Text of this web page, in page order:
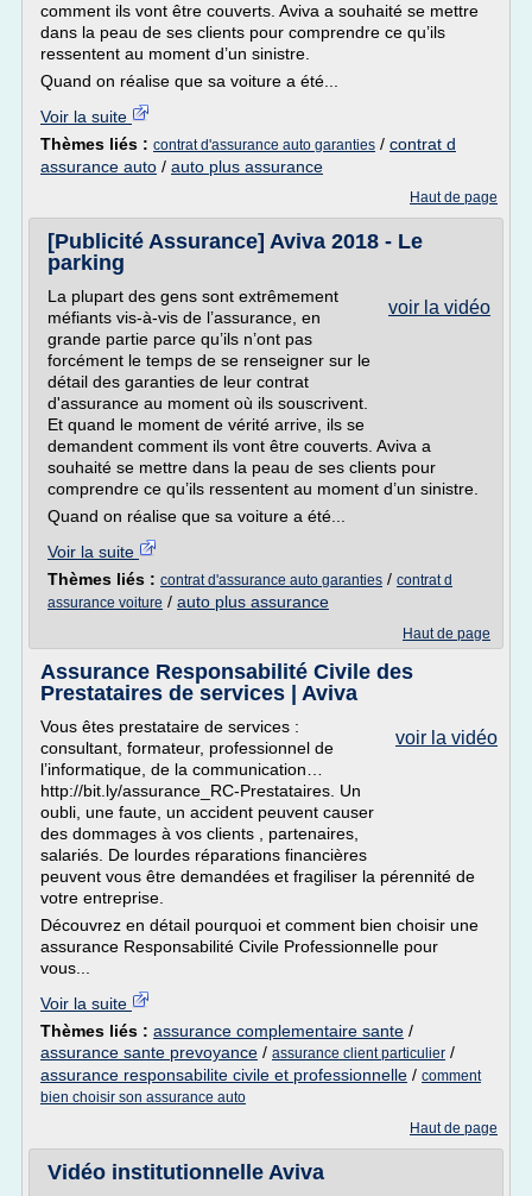
comment ils vont être couverts. Aviva a souhaité se mettre
dans la peau de ses clients pour comprendre ce qu’ils
ressentent au moment d’un sinistre.
Quand on réalise que sa voiture a été...
Voir la suite
Thèmes liés : contrat d'assurance auto garanties / contrat d
assurance auto / auto plus assurance
Haut de page
[Publicité Assurance] Aviva 2018 - Le
parking
voir la vidéo
La plupart des gens sont extrêmement
méfiants vis-à-vis de l’assurance, en
grande partie parce qu’ils n’ont pas
forcément le temps de se renseigner sur le
détail des garanties de leur contrat
d'assurance au moment où ils souscrivent.
Et quand le moment de vérité arrive, ils se
demandent comment ils vont être couverts. Aviva a
souhaité se mettre dans la peau de ses clients pour
comprendre ce qu’ils ressentent au moment d’un sinistre.
Quand on réalise que sa voiture a été...
Voir la suite
Thèmes liés : contrat d'assurance auto garanties / contrat d
assurance voiture / auto plus assurance
Haut de page
Assurance Responsabilité Civile des
Prestataires de services | Aviva
voir la vidéo
Vous êtes prestataire de services :
consultant, formateur, professionnel de
l’informatique, de la communication…
http://bit.ly/assurance_RC-Prestataires. Un
oubli, une faute, un accident peuvent causer
des dommages à vos clients , partenaires,
salariés. De lourdes réparations financières
peuvent vous être demandées et fragiliser la pérennité de
votre entreprise.
Découvrez en détail pourquoi et comment bien choisir une
assurance Responsabilité Civile Professionnelle pour
vous...
Voir la suite
Thèmes liés : assurance complementaire sante /
assurance sante prevoyance / assurance client particulier /
assurance responsabilite civile et professionnelle / comment
bien choisir son assurance auto
Haut de page
Vidéo institutionnelle Aviva